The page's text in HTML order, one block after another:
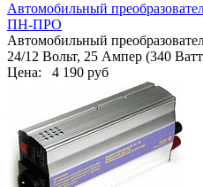
Автомобильный
ПН-ПРО
Автомобильный
24/12 Вольт, 25 Ампер (340
Цена: 4 190 руб